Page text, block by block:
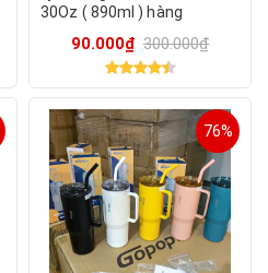
30Oz ( 890ml ) hàng
90.000₫ 300.000₫
76%